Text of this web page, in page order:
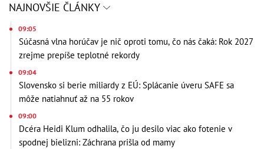
NAJNOVŠIE ČLÁNKY
09:05
Súčasná vlna horúčav je nič oproti tomu, čo nás čaká: Rok 2027
zrejme prepíše teplotné rekordy
09:04
Slovensko si berie miliardy z EÚ: Splácanie úveru SAFE sa
môže natiahnuť až na 55 rokov
09:00
Dcéra Heidi Klum odhalila, čo ju desilo viac ako fotenie v
spodnej bielizni: Záchrana prišla od mamy